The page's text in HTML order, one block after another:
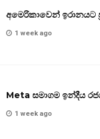
අමෙරිකාවෙන් ඉරානයට
1 week ago
Meta සමාගම ඉන්දීය
1 week ago